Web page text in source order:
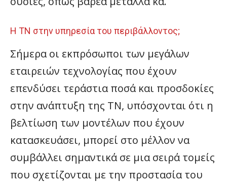
Η ΤΝ στην υπηρεσία του περιβάλλοντος;
Σήμερα οι εκπρόσωποι των μεγάλων
εταιρειών τεχνολογίας που έχουν
επενδύσει τεράστια ποσά και προσδοκίες
στην ανάπτυξη της ΤΝ, υπόσχονται ότι η
βελτίωση των μοντέλων που έχουν
κατασκευάσει, μπορεί στο μέλλον να
συμβάλλει σημαντικά σε μια σειρά τομείς
που σχετίζονται με την προστασία του